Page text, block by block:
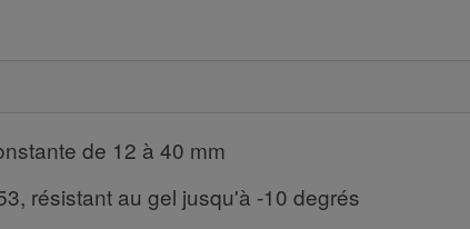
de 12 à 40 mm
résistant au gel jusqu'à -10 degrés